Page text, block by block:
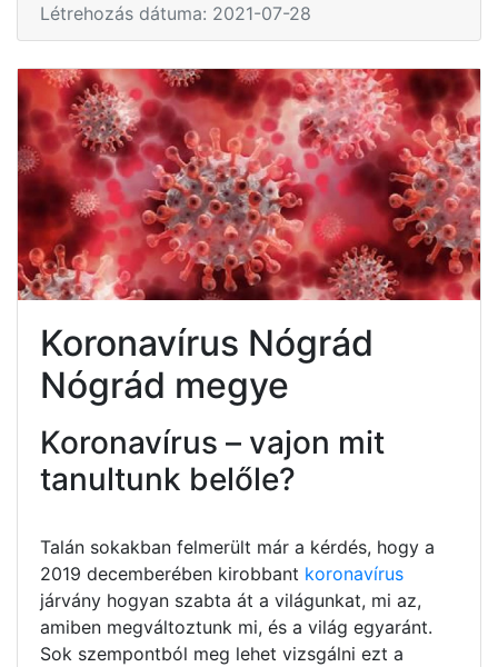
Létrehozás dátuma: 2021-07-28
Koronavírus Nógrád
Nógrád megye
Koronavírus – vajon mit
tanultunk belőle?
Talán sokakban felmerült már a kérdés, hogy a
2019 decemberében kirobbant koronavírus
járvány hogyan szabta át a világunkat, mi az,
amiben megváltoztunk mi, és a világ egyaránt.
Sok szempontból meg lehet vizsgálni ezt a